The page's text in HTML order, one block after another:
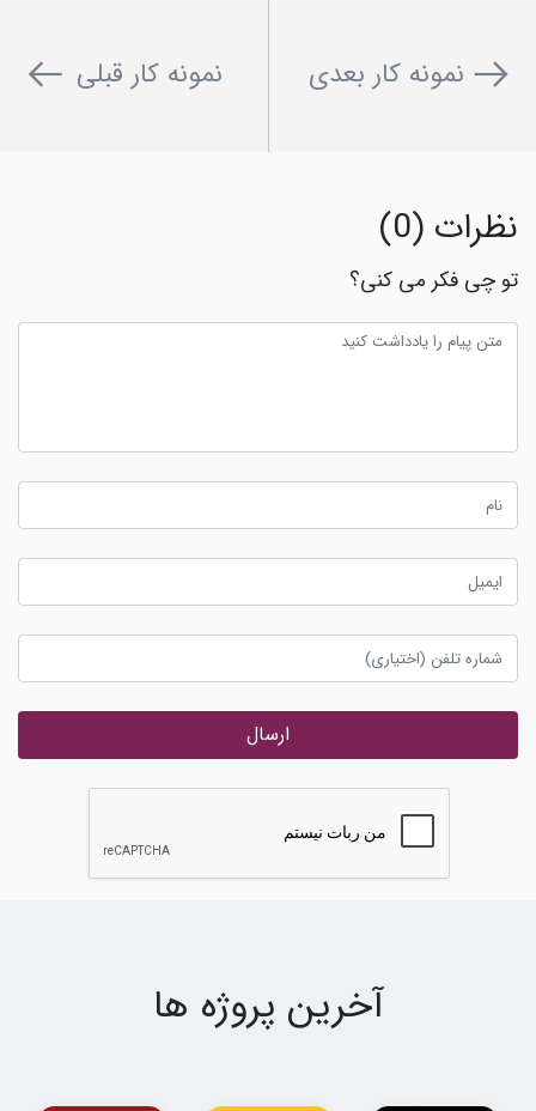
نمونه کار بعدی نمونه کار قبلی
نظرات (0)
تو چی فکر می کنی؟
ارسال
آخرین پروژه ها